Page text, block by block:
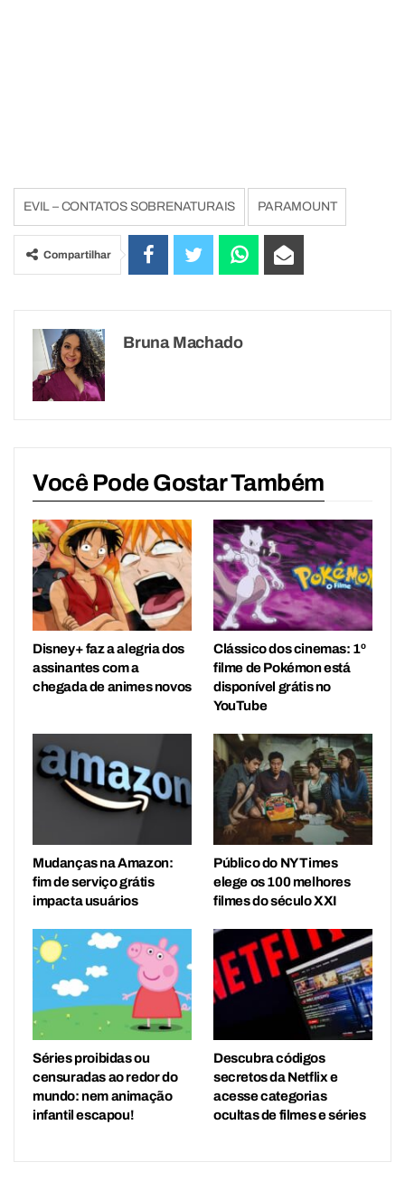
EVIL – CONTATOS SOBRENATURAIS PARAMOUNT
Compartilhar
Bruna Machado
Você Pode Gostar Também
Disney+ faz a alegria dos
assinantes com a
chegada de animes novos
Clássico dos cinemas: 1º
filme de Pokémon está
disponível grátis no
YouTube
Mudanças na Amazon:
fim de serviço grátis
impacta usuários
Público do NY Times
elege os 100 melhores
filmes do século XXI
Séries proibidas ou
censuradas ao redor do
mundo: nem animação
infantil escapou!
Descubra códigos
secretos da Netflix e
acesse categorias
ocultas de filmes e séries